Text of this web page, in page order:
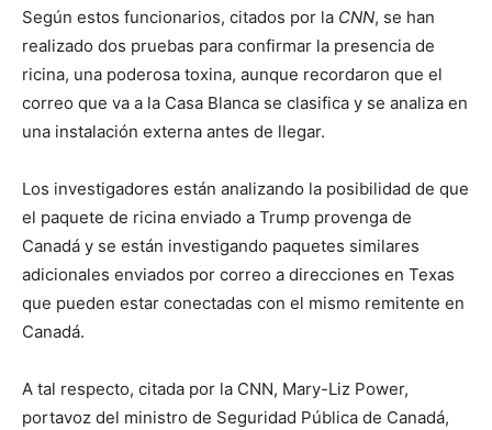
Según estos funcionarios, citados por la CNN, se han
realizado dos pruebas para confirmar la presencia de
ricina, una poderosa toxina, aunque recordaron que el
correo que va a la Casa Blanca se clasifica y se analiza en
una instalación externa antes de llegar.
Los investigadores están analizando la posibilidad de que
el paquete de ricina enviado a Trump provenga de
Canadá y se están investigando paquetes similares
adicionales enviados por correo a direcciones en Texas
que pueden estar conectadas con el mismo remitente en
Canadá.
A tal respecto, citada por la CNN, Mary-Liz Power,
portavoz del ministro de Seguridad Pública de Canadá,